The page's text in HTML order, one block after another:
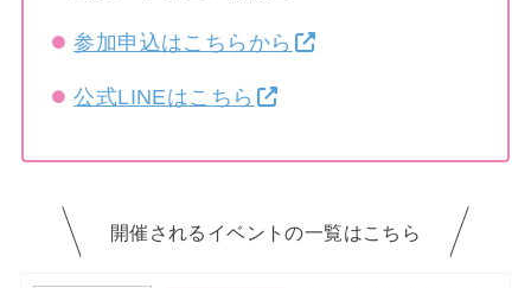
参加申込はこちらから
公式LINEはこちら
開催されるイベントの一覧はこちら